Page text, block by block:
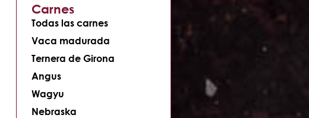
Carnes
Todas las carnes
Vaca madurada
Ternera de Girona
Angus
Wagyu
Nebraska